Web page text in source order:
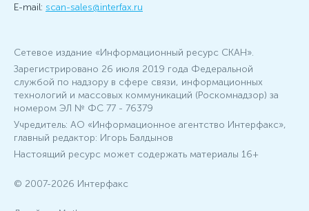
Сетевое издание «Информационный ресурс СКАН».
Зарегистрировано 26 июля 2019 года Федеральной
службой по надзору в сфере связи, информационных
технологий и массовых коммуникаций (Роскомнадзор) за
номером ЭЛ № ФС 77 - 76379
Учредитель: АО «Информационное агентство Интерфакс»,
главный редактор: Игорь Балдынов
Настоящий ресурс может содержать материалы 16+
© 2007-2026 Интерфакс
E-mail: scan-sales@interfax.ru